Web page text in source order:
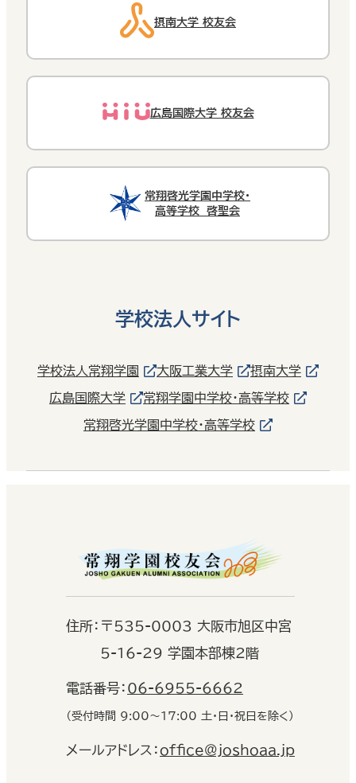
摂南大学 校友会
広島国際大学 校友会
常翔啓光学園中学校・
高等学校 啓聖会
学校法人サイト
学校法人常翔学園 大阪工業大学 摂南大学
広島国際大学 常翔学園中学校・高等学校
常翔啓光学園中学校・高等学校
住所： 〒535-0003 大阪市旭区中宮
5-16-29 学園本部棟2階
電話番号： 06-6955-6662
（受付時間 9:00〜17:00 土・日・祝日を除く）
メールアドレス：office@joshoaa.jp